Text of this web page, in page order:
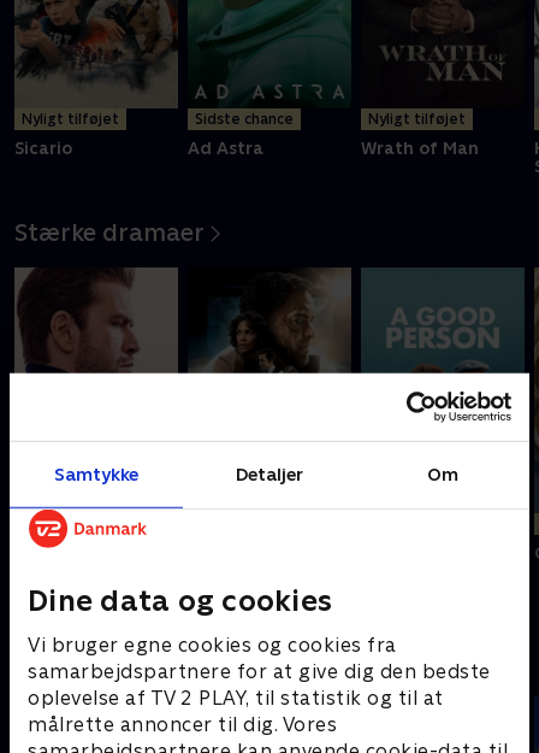
Samtykke Detaljer Om
Dine data og cookies
Vi bruger egne cookies og cookies fra
samarbejdspartnere for at give dig den bedste
oplevelse af TV 2 PLAY, til statistik og til at
målrette annoncer til dig. Vores
Nyligt tilføjet
Sicario
Sidste chance
Ad Astra
Nyligt tilføjet
Wrath of Man
Stærke dramaer
Nyligt tilføjet
Kollision
Film til store og små - kræver
SkyShowtime